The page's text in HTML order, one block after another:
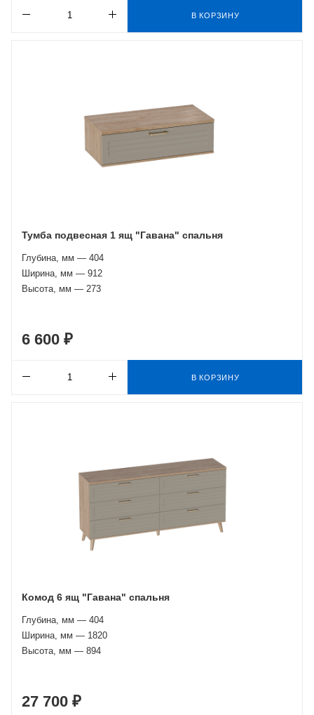
В КОРЗИНУ
Тумба подвесная 1 ящ "Гавана" спальня
Глубина, мм — 404
Ширина, мм — 912
Высота, мм — 273
6 600 ₽
В КОРЗИНУ
Комод 6 ящ "Гавана" спальня
Глубина, мм — 404
Ширина, мм — 1820
Высота, мм — 894
27 700 ₽